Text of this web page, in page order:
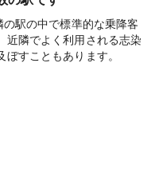
駅の中で標準的な乗降客
近隣でよく利用される志染
すこともあります。